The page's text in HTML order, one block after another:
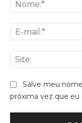
Salve meu
próxima vez que eu